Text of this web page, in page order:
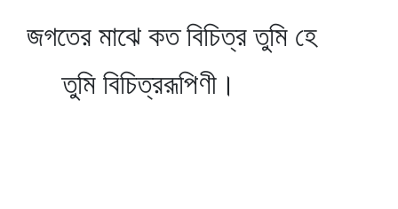
জগতের মাঝে কত বিচিত্র তুমি হে
তুমি বিচিত্ররূপিণী।